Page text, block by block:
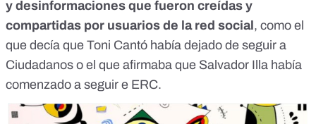
y desinformaciones que fueron creídas y
compartidas por usuarios de la red social , como el
que decía que Toni Cantó había dejado de seguir a
Ciudadanos o el que afirmaba que Salvador Illa había
comenzado a seguir e ERC.